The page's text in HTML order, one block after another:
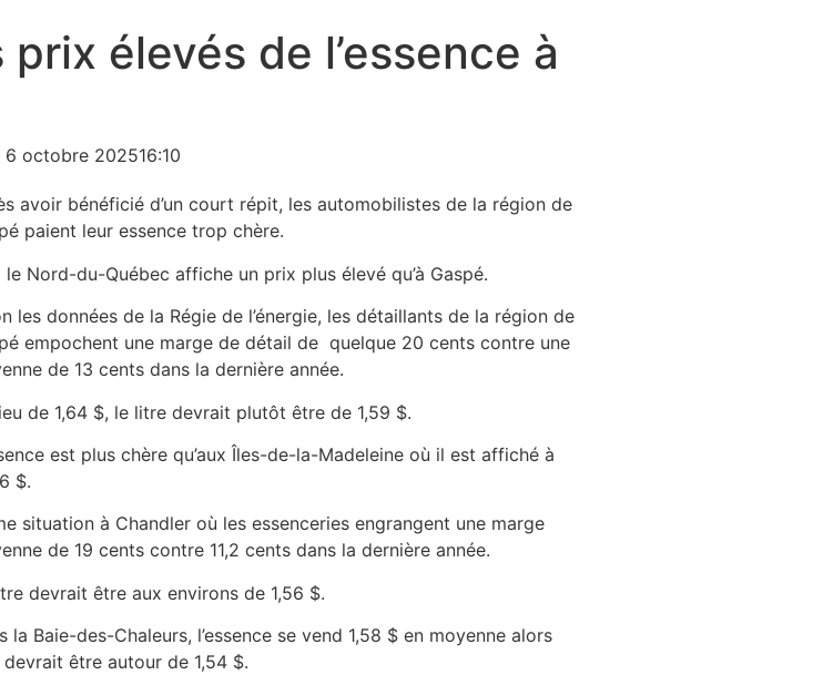
élevés de l’essence à
6 octobre 202516:10
avoir bénéficié d’un court répit, les automobilistes de la région de
paient leur essence trop chère.
le Nord-du-Québec affiche un prix plus élevé qu’à Gaspé.
les données de la Régie de l’énergie, les détaillants de la région de
empochent une marge de détail de quelque 20 cents contre une
de 13 cents dans la dernière année.
de 1,64 $, le litre devrait plutôt être de 1,59 $.
est plus chère qu’aux Îles-de-la-Madeleine où il est affiché à
$.
situation à Chandler où les essenceries engrangent une marge
de 19 cents contre 11,2 cents dans la dernière année.
devrait être aux environs de 1,56 $.
la Baie-des-Chaleurs, l’essence se vend 1,58 $ en moyenne alors
devrait être autour de 1,54 $.